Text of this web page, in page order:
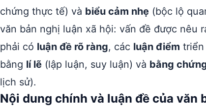
chứng thực tế) và biểu cảm nhẹ (bộc lộ
văn bản nghị luận xã hội: vấn đề được nêu
phải có luận đề rõ ràng, các luận điểm triển
bằng lí lẽ (lập luận, suy luận) và bằng
lịch sử).
Nội dung chính và luận đề của văn